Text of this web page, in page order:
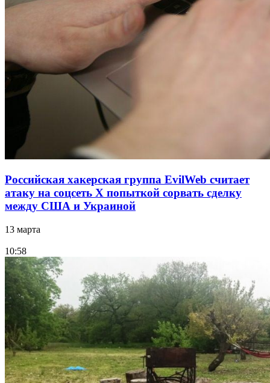
Российская хакерская группа EvilWeb считает
атаку на соцсеть Х попыткой сорвать сделку
между США и Украиной
13 марта
10:58